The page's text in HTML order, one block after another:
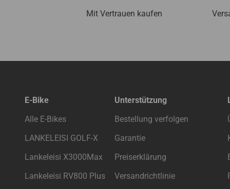
Mit Vertrauen kaufen
E-Bike
Alle E-Bikes
LANKELEISI GOLF-X
Lankeleisi X3000Max
Lankeleisi RV800 Plus
Unterstützung
Bestellung verfolgen
Garantie
Preiserklärung
Versandrichtlinie